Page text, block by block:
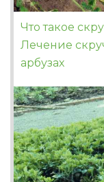
Что такое
Лечение
арбузах